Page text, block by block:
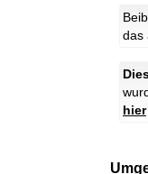
das
hier